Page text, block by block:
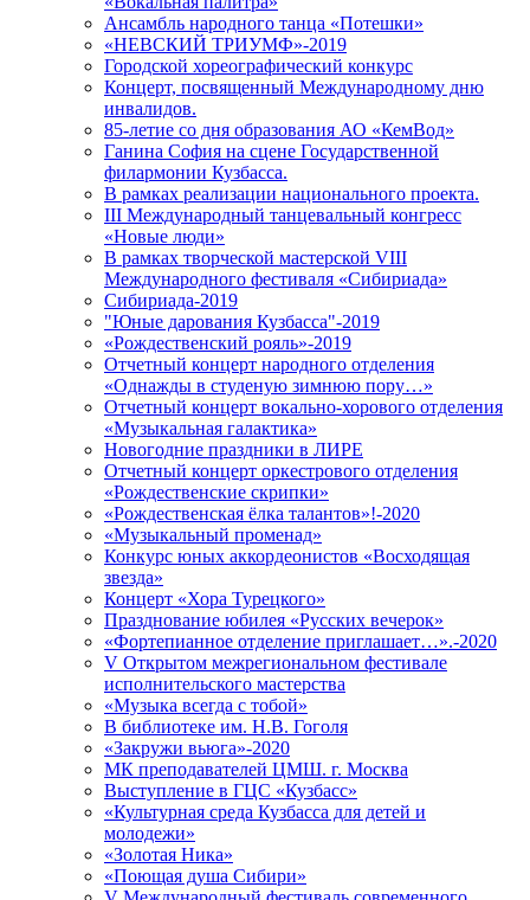
Ансамбль народного танца «Потешки»
«НЕВСКИЙ ТРИУМФ»-2019
Городской хореографический конкурс
Концерт, посвященный Международному дню
инвалидов.
85-летие со дня образования АО «КемВод»
Ганина София на сцене Государственной
филармонии Кузбасса.
В рамках реализации национального проекта.
III Международный танцевальный конгресс
«Новые люди»
В рамках творческой мастерской VIII
Международного фестиваля «Сибириада»
Сибириада-2019
"Юные дарования Кузбасса"-2019
«Рождественский рояль»-2019
Отчетный концерт народного отделения
«Однажды в студеную зимнюю пору…»
Отчетный концерт вокально-хорового отделения
«Музыкальная галактика»
Новогодние праздники в ЛИРЕ
Отчетный концерт оркестрового отделения
«Рождественские скрипки»
«Рождественская ёлка талантов»!-2020
«Музыкальный променад»
Конкурс юных аккордеонистов «Восходящая
звезда»
Концерт «Хора Турецкого»
Празднование юбилея «Русских вечерок»
«Фортепианное отделение приглашает…».-2020
V Открытом межрегиональном фестивале
исполнительского мастерства
«Музыка всегда с тобой»
В библиотеке им. Н.В. Гоголя
«Закружи вьюга»-2020
МК преподавателей ЦМШ. г. Москва
Выступление в ГЦС «Кузбасс»
«Культурная среда Кузбасса для детей и
молодежи»
«Золотая Ника»
«Поющая душа Сибири»